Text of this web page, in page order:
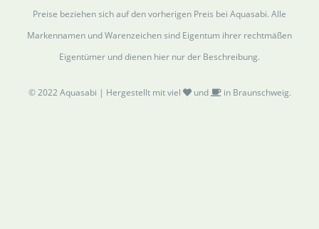
Preise beziehen sich auf den vorherigen Preis bei Aquasabi. Alle
Markennamen und Warenzeichen sind Eigentum ihrer rechtmäßen
Eigentümer und dienen hier nur der Beschreibung.
© 2022 Aquasabi | Hergestellt mit viel und in Braunschweig.